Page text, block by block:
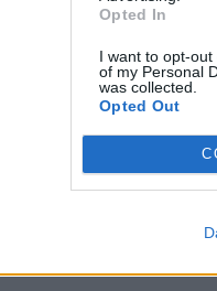
Opted In
I want to opt-
of my Personal
was collected.
Opted Out